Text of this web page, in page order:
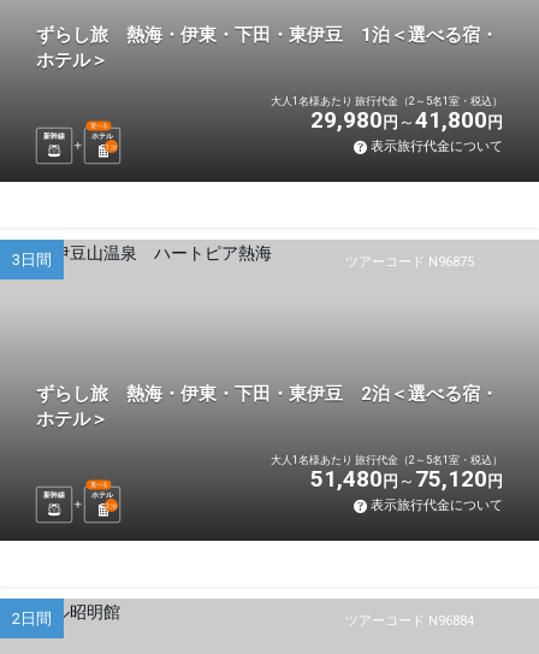
ずらし旅 熱海・伊東・下田・東伊豆 1泊＜選べる宿・
ホテル＞
新幹線 ホテル
選べる
1 泊
大人1名様あたり 旅行代金（2～5名1室・税込）
29,980 円 41,800 円
表示旅行代金について
ツアーコード N96875
3日間
ずらし旅 熱海・伊東・下田・東伊豆 2泊＜選べる宿・
ホテル＞
新幹線 ホテル
選べる
2泊
大人1名様あたり 旅行代金（2～5名1室・税込）
51,480 円 75,120 円
表示旅行代金について
ツアーコード N96884
2日間